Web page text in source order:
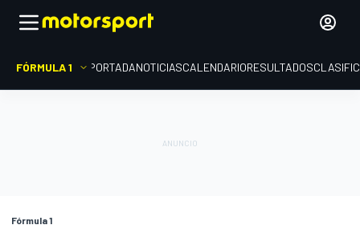
FÓRMULA 1 PORTADANOTICIASCALENDARIORESULTADOS
Fórmula 1